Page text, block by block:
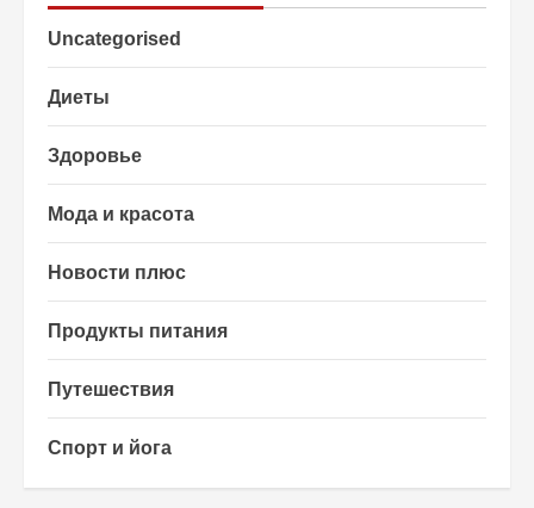
Uncategorised
Диеты
Здоровье
Мода и красота
Новости плюс
Продукты питания
Путешествия
Спорт и йога